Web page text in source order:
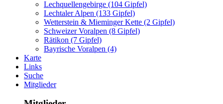
Lechquellengebirge (104 Gipfel)
Lechtaler Alpen (133 Gipfel)
Wetterstein & Mieminger Kette (2 Gipfel)
Schweizer Voralpen (8 Gipfel)
Rätikon (7 Gipfel)
Bayrische Voralpen (4)
Karte
Links
Suche
Mitglieder